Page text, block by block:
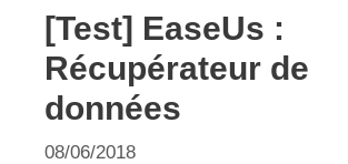
[Test] EaseUs :
Récupérateur de
données
08/06/2018